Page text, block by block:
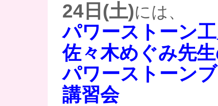
24日(土)には、
パワーストーン
佐々木めぐみ先
パワーストーン
講習会